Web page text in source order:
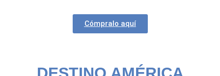
Cómpralo aquí